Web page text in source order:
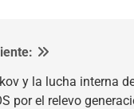
y la lucha interna
por el relevo